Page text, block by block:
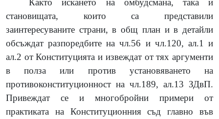
Както искането на омбудсмана, така и
становищата, които са представили
заинтересуваните страни, в общ план и в детайли
обсъждат разпоредбите на чл.56 и чл.120, ал.1 и
ал.2 от Конституцията и извеждат от тях аргументи
в полза или против установяването на
противоконституционност на чл.189, ал.13 ЗДвП.
Привеждат се и многобройни примери от
практиката на Конституционния съд главно във